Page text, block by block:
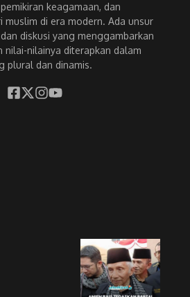
keagamaan, dan
muslim di era modern. Ada unsur
diskusi yang menggambarkan
nilai-nilainya diterapkan dalam
plural dan dinamis.